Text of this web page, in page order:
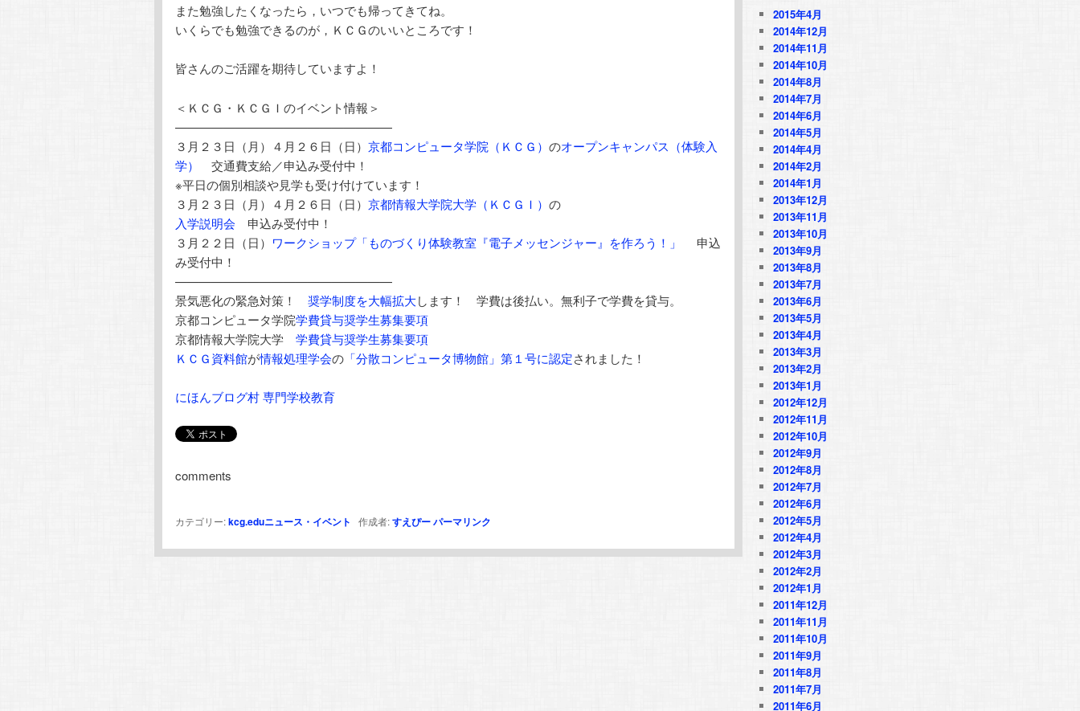
また勉強したくなったら，いつでも帰ってきてね。
いくらでも勉強できるのが，ＫＣＧのいいところです！
皆さんのご活躍を期待していますよ！
＜ＫＣＧ・ＫＣＧＩのイベント情報＞
——————————————————
３月２３日（月）４月２６日（日） 京都コンピュータ学院（ＫＣＧ） のオープンキャンパス（体験入
学）
交通費支給／申込み受付中！
※平日の個別相談や見学も受け付けています！
３月２３日（月）４月２６日（日） 京都情報大学院大学（ＫＣＧＩ） の
入学説明会 申込み受付中！
３月２２日（日） ワークショップ「ものづくり体験教室『電子メッセンジャー』を作ろう！」
申込
み受付中！
——————————————————
景気悪化の緊急対策！ 奨学制度を大幅拡大します！ 学費は後払い。無利子で学費を貸与。
京都コンピュータ学院学費貸与奨学生募集要項
京都情報大学院大学 学費貸与奨学生募集要項
ＫＣＧ資料館が情報処理学会の 「分散コンピュータ博物館」第１号に認定されました！
にほんブログ村 専門学校教育
comments
カテゴリー:kcg.eduニュース・イベント 作成者:すえぴーパーマリンク
2015年4月
2014年12月
2014年11月
2014年10月
2014年8月
2014年7月
2014年6月
2014年5月
2014年4月
2014年2月
2014年1月
2013年12月
2013年11月
2013年10月
2013年9月
2013年8月
2013年7月
2013年6月
2013年5月
2013年4月
2013年3月
2013年2月
2013年1月
2012年12月
2012年11月
2012年10月
2012年9月
2012年8月
2012年7月
2012年6月
2012年5月
2012年4月
2012年3月
2012年2月
2012年1月
2011年12月
2011年11月
2011年10月
2011年9月
2011年8月
2011年7月
2011年6月